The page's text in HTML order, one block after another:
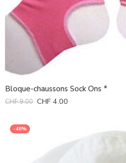
Bloque-chaussons Sock Ons *
CHF9.00 CHF 4.00
-48%